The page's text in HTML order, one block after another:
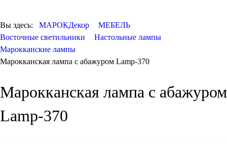
Люстры марокканские
Бра
Марокканские
Вы здесь: МАРОКДекор
МЕБЕЛЬ
Восточные светильники
Настольные лампы
Марокканские лампы
Марокканская лампа с абажуром Lamp-370
Марокканская лампа с абажуром
Lamp-370